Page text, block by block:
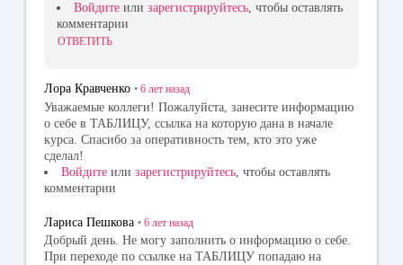
Войдите или зарегистрируйтесь, чтобы оставлять
комментарии
ОТВЕТИТЬ
Лора Кравченко • 6 лет назад
Уважаемые коллеги! Пожалуйста, занесите информацию
о себе в ТАБЛИЦУ, ссылка на которую дана в начале
курса. Спасибо за оперативность тем, кто это уже
сделал!
Войдите или зарегистрируйтесь , чтобы оставлять
комментарии
Лариса Пешкова • 6 лет назад
Добрый день. Не могу заполнить о информацию о себе.
При переходе по ссылке на ТАБЛИЦУ попадаю на